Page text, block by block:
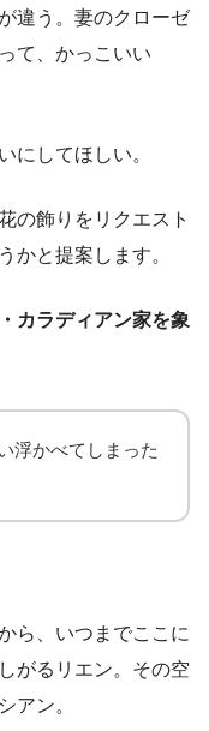
違う。妻のクローゼ
て、かっこいい
にしてほしい。
の飾りをリクエスト
かと提案します。
カラディアン家を象
浮かべてしまった
ら、いつまでここに
がるリエン。その空
アン。